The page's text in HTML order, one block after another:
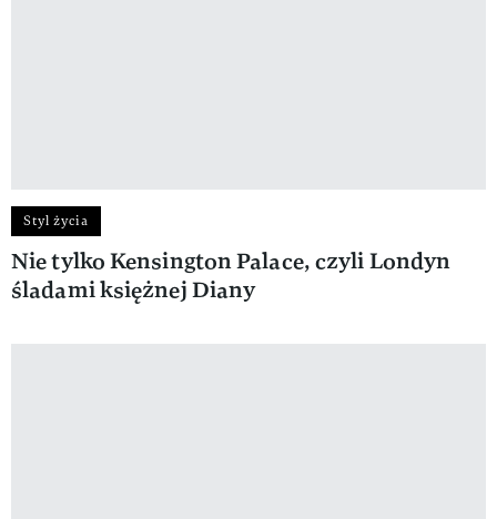
Styl życia
Nie tylko Kensington Palace, czyli Londyn
śladami księżnej Diany